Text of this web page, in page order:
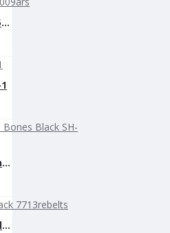
Белая маска из кожи 58009ars
Браслет Ouch! Skulls and Bones Black SH-OU283BLK
Браслет резной Gero Black 7713rebelts